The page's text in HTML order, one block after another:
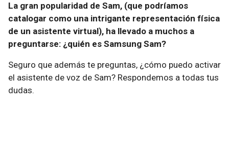
La gran popularidad de Sam, (que podríamos
catalogar como una intrigante representación física
de un asistente virtual), ha llevado a muchos a
preguntarse: ¿quién es Samsung Sam?
Seguro que además te preguntas, ¿cómo puedo activar
el asistente de voz de Sam? Respondemos a todas tus
dudas.